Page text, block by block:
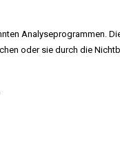
Analyseprogrammen.
oder sie durch die